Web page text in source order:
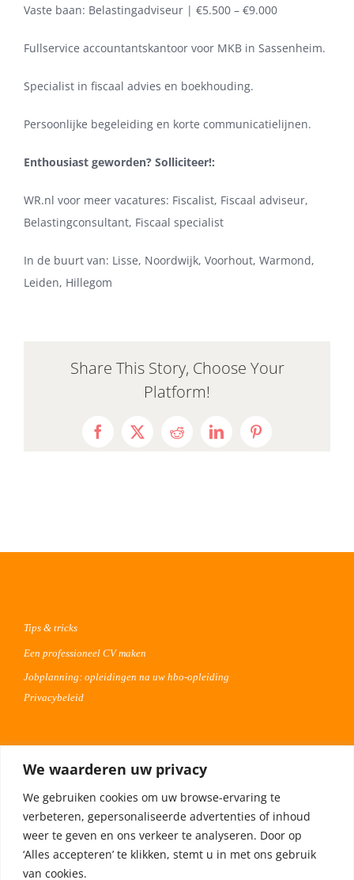
We waarderen uw privacy
We gebruiken cookies om uw browse-ervaring te
verbeteren, gepersonaliseerde advertenties of inhoud
weer te geven en ons verkeer te analyseren. Door op
‘Alles accepteren’ te klikken, stemt u in met ons gebruik
van cookies.
Vaste baan: Belastingadviseur | €5.500 – €9.000
Fullservice accountantskantoor voor MKB in Sassenheim.
Specialist in fiscaal advies en boekhouding.
Persoonlijke begeleiding en korte communicatielijnen.
Enthousiast geworden? Solliciteer!:
WR.nl voor meer vacatures: Fiscalist, Fiscaal adviseur,
Belastingconsultant, Fiscaal specialist
In de buurt van: Lisse, Noordwijk, Voorhout, Warmond,
Leiden, Hillegom
Share This Story, Choose Your
Platform!
Facebook
X RedditLinkedInPinterest
Tips & tricks
Een professioneel CV maken
Jobplanning: opleidingen na uw hbo-opleiding
Privacybeleid
Plaats uw vacature 30 dagen gratis
Adverteren op Meta